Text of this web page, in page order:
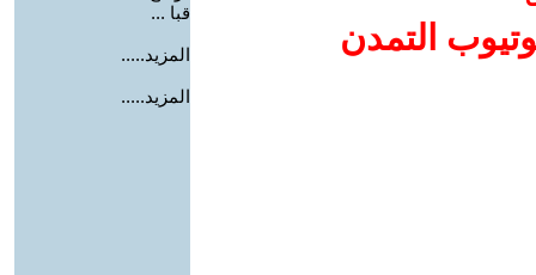
التمدن
قبا ...
المزيد.....
المزيد.....